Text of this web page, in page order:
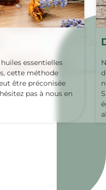
essentielles
cette méthode
être préconisée
pas à nous en